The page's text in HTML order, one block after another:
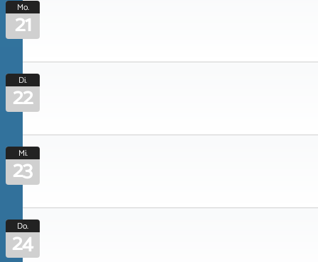
Mo.
21
Di.
22
Mi.
23
Do.
24